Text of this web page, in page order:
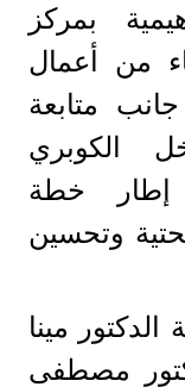
بمركز
من أعمال
متابعة
الكوبري
خطة
وتحسين
مينا
مصطفى